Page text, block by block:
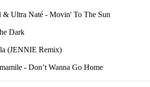
Ultra Naté - Movin' To The Sun
Dark
(JENNIE Remix)
- Don’t Wanna Go Home